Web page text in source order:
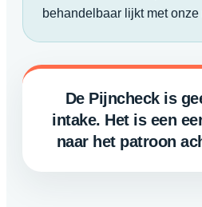
behandelbaar lijkt met onze
De Pijncheck is
intake. Het is een
naar het patroon